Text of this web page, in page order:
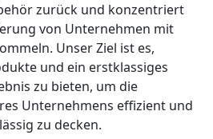
zurück und konzentriert
von Unternehmen mit
Unser Ziel ist es,
und ein erstklassiges
zu bieten, um die
Unternehmens effizient und
zu decken.